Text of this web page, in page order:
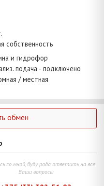
собственность
и гидрофор
подача - подключено
/ местная
обмен
со мной, буду рада ответить на все
Ваши вопросы